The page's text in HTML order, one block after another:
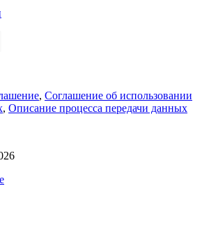
, Соглашение об использовании
, Описание процесса передачи данных